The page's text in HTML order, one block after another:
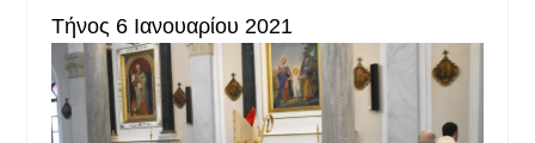
Τήνος 6 Ιανουαρίου 2021